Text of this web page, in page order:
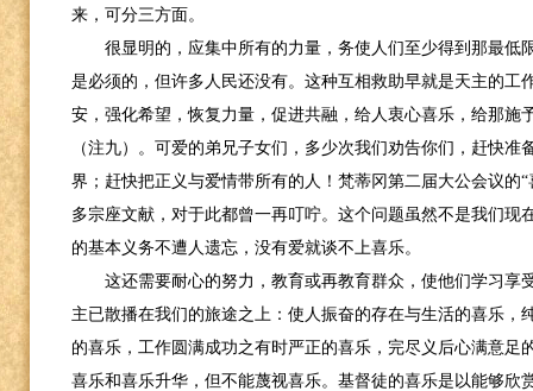
来，可分三方面。
很显明的，应集中所有的力量，务使人们至少得到那最低
是必须的，但许多人民还没有。这种互相救助早就是天主的工
安，强化希望，恢复力量，促进共融，给人衷心喜乐，给那施
（注九）。可爱的弟兄子女们，多少次我们劝告你们，赶快
界；赶快把正义与爱情带所有的人！梵蒂冈第二届大公会议的
多宗座文献，对于此都曾一再叮咛。这个问题虽然不是我们现
的基本义务不遭人遗忘，没有爱就谈不上喜乐。
这还需要耐心的努力，教育或再教育群众，使他们学习享
主已散播在我们的旅途之上：使人振奋的存在与生活的喜乐，
的喜乐，工作圆满成功之有时严正的喜乐，完尽义后心满意足
喜乐和喜乐升华，但不能蔑视喜乐。基督徒的喜乐是以能够欣